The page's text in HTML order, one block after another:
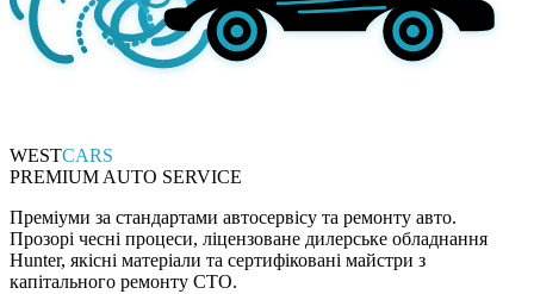
WESTCARS
PREMIUM AUTO SERVICE
Преміуми за стандартами автосервісу та ремонту авто.
Прозорі чесні процеси, ліцензоване дилерське обладнання
Hunter, якісні матеріали та сертифіковані майстри з
капітального ремонту СТО.